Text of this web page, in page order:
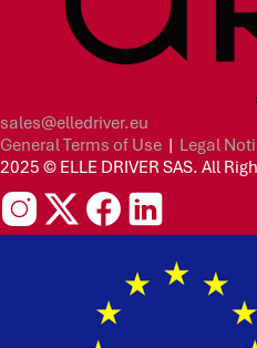
sales@elledriver.eu
General Terms of Use | Legal
2025 © ELLE DRIVER SAS. All